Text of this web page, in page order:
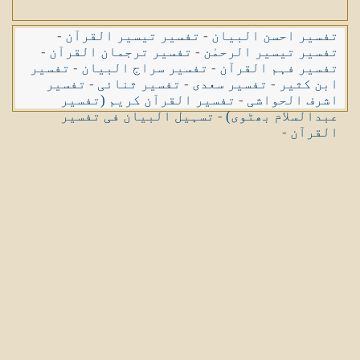
تفسیر احسن البیان - تفسیر تیسیر القرآن -
تفسیر تیسیر الرحمٰن - تفسیر ترجمان القرآن -
تفسیر فہم القرآن - تفسیر سراج البیان - تفسیر
ابن کثیر - تفسیر سعدی - تفسیر ثنائی - تفسیر
اشرف الحواشی - تفسیر القرآن کریم (تفسیر
عبدالسلام بھٹوی)-تسہیل البیان فی تفسیر
القرآن -